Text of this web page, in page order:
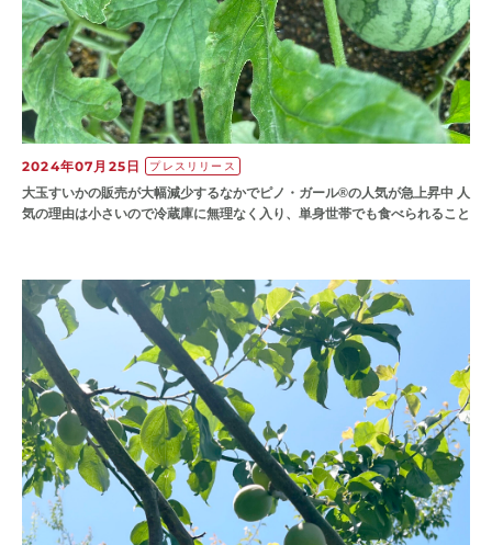
2024年07月25日 プレスリリース
大玉すいかの販売が大幅減少するなかでピノ・ガール®の人気が急上昇中 人
気の理由は小さいので冷蔵庫に無理なく入り、単身世帯でも食べられること